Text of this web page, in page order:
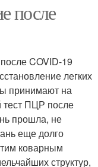
после
COVID-19
легких
принимают на
тест ПЦР после
прошла, не
еще долго
коварным
структур,